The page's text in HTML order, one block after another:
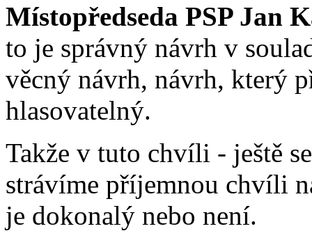
Místopředseda PSP Jan
to je správný návrh v
věcný návrh, návrh, který
hlasovatelný.
Takže v tuto chvíli - ještě
strávíme příjemnou chvíli
je dokonalý nebo není.